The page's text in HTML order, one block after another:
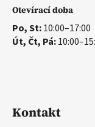
Otevírací doba
Po, St:10:00–17:00
Út, Čt, Pá:
Kontakt